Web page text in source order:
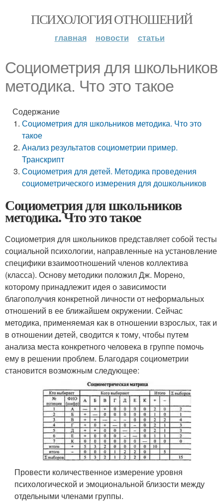
ПСИХОЛОГИЯ ОТНОШЕНИЙ
главная новости статьи
Социометрия для школьников
методика. Что это такое
Содержание
Социометрия для школьников методика. Что это
такое
Анализ результатов социометрии пример.
Транскрипт
Социометрия для детей. Методика проведения
социометрического измерения для дошкольников
Социометрия для школьников
методика. Что это такое
Социометрия для школьников представляет собой тесты
социальной психологии, направленные на установление
специфики взаимоотношений членов коллектива
(класса). Основу методики положил Дж. Морено,
которому принадлежит идея о зависимости
благополучия конкретной личности от неформальных
отношений в ее ближайшем окружении. Сейчас
методика, применяемая как в отношении взрослых, так и
в отношении детей, сводится к тому, чтобы путем
анализа места конкретного человека в группе помочь
ему в решении проблем. Благодаря социометрии
становится возможным следующее:
Провести количественное измерение уровня
психологической и эмоциональной близости между
отдельными членами группы.